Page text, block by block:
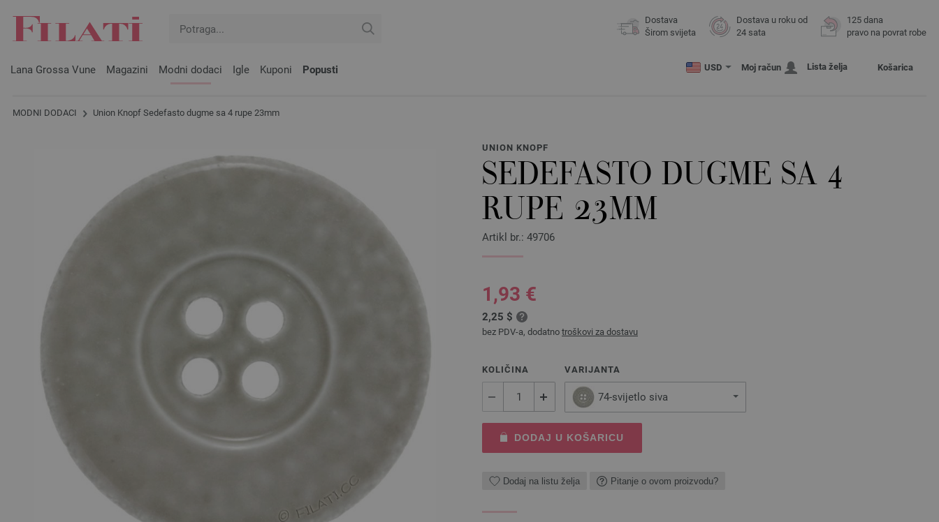
Dostava
Širom svijeta
Dostava u roku od
24 sata
125 dana
pravo na povrat robe
Lana Grossa Vune Magazini Modni dodaci Igle Kuponi Popusti USD Moj račun Lista želja Košarica
MODNI DODACI Union Knopf Sedefasto dugme sa 4 rupe 23mm
UNION KNOPF
SEDEFASTO DUGME SA 4
RUPE 23MM
Artikl br.: 49706
1,93 €
2,25 $
bez PDV-a, dodatno troškovi za dostavu
KOLIČINA VARIJANTA
74-svijetlo siva
DODAJ U KOŠARICU
Dodaj na listu želja Pitanje o ovom proizvodu?